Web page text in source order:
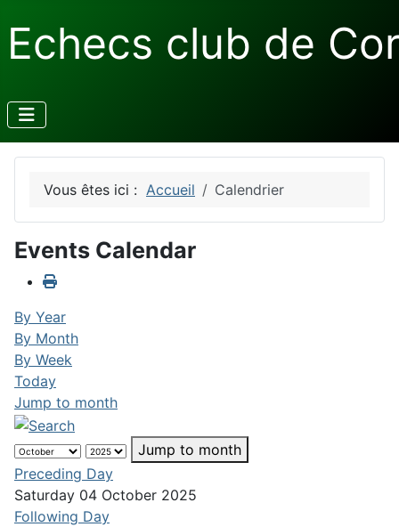
Echecs club de
Vous êtes ici : Accueil Calendrier
Events Calendar
By Year
By Month
By Week
Today
Jump to month
Jump to month
Preceding Day
Saturday 04 October 2025
Following Day